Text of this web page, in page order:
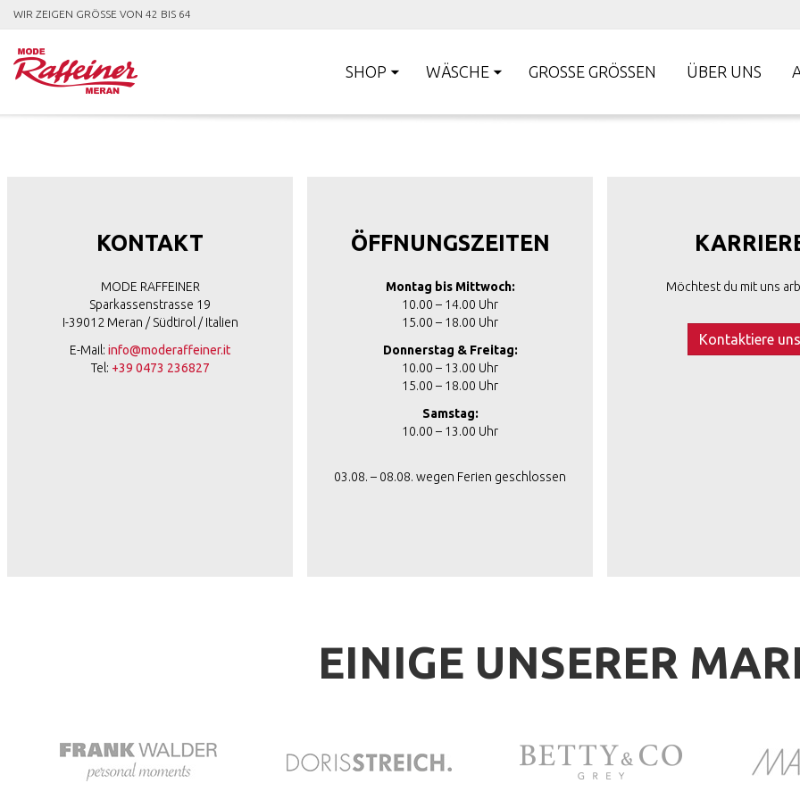
KONTAKT
MODE RAFFEINER
Sparkassenstrasse 19
I-39012 Meran / Südtirol / Italien
E-Mail: info@moderaffeiner.it
Tel: +39 0473 236827
ÖFFNUNGSZEITEN
Montag bis Mittwoch:
10.00 – 14.00 Uhr
15.00 – 18.00 Uhr
Donnerstag & Freitag:
10.00 – 13.00 Uhr
15.00 – 18.00 Uhr
Samstag:
10.00 – 13.00 Uhr
03.08. – 08.08. wegen Ferien geschlossen
Möchtest du mit uns
Kontaktiere uns
EINIGE UNSERER
WIR ZEIGEN GRÖSSE VON 42 BIS 64
SHOP WÄSCHE GROSSE GRÖSSEN ÜBER UNS